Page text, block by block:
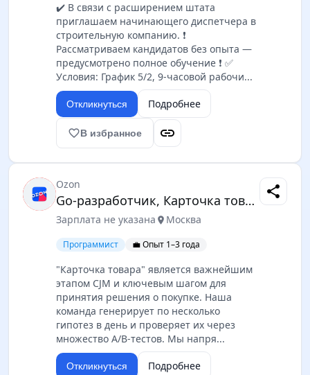
✔️ В связи с расширением штата
приглашаем начинающего диспетчера в
строительную компанию. ❗
Рассматриваем кандидатов без опыта —
предусмотрено полное обучение ❗ ✅
Условия: График 5/2, 9-часовой рабочи...
Откликнуться Подробнее
favorite_borderВ избранное link
Ozon
Go-разработчик, Карточка товара
Зарплата не указана location_on Москва
Программист 💼 Опыт 1–3 года
"Карточка товара" является важнейшим
этапом CJM и ключевым шагом для
принятия решения о покупке. Наша
команда генерирует по несколько
гипотез в день и проверяет их через
множество A/B-тестов. Мы напря...
Откликнуться Подробнее
share